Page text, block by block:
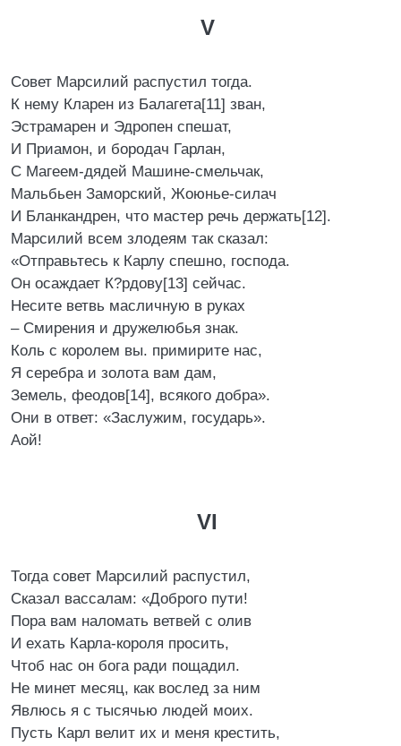
V
Совет Марсилий распустил тогда.
К нему Кларен из Балагета[11] зван,
Эстрамарен и Эдропен спешат,
И Приамон, и бородач Гарлан,
С Магеем-дядей Машине-смельчак,
Мальбьен Заморский, Жоюнье-силач
И Бланкандрен, что мастер речь держать[12].
Марсилий всем злодеям так сказал:
«Отправьтесь к Карлу спешно, господа.
Он осаждает К?рдову[13] сейчас.
Несите ветвь масличную в руках
– Смирения и дружелюбья знак.
Коль с королем вы. примирите нас,
Я серебра и золота вам дам,
Земель, феодов[14], всякого добра».
Они в ответ: «Заслужим, государь».
Аой!
VI
Тогда совет Марсилий распустил,
Сказал вассалам: «Доброго пути!
Пора вам наломать ветвей с олив
И ехать Карла-короля просить,
Чтоб нас он бога ради пощадил.
Не минет месяц, как вослед за ним
Явлюсь я с тысячью людей моих.
Пусть Карл велит их и меня крестить,